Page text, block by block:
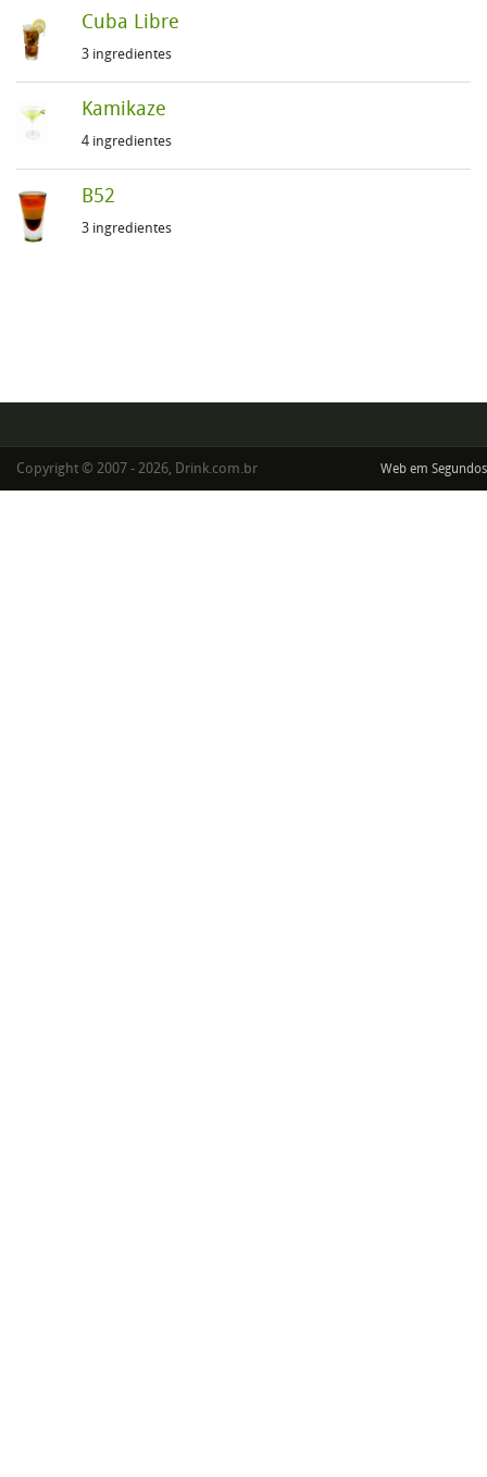
Cuba Libre
3 ingredientes
Kamikaze
4 ingredientes
B52
3 ingredientes
Copyright © 2007 - 2026, Drink.com.br Web em Segundos